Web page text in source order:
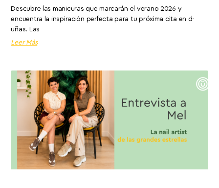
Descubre las manicuras que marcarán el verano 2026 y
encuentra la inspiración perfecta para tu próxima cita en d-
uñas. Las
Leer Más